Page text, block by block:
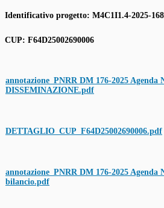
Identificativo progetto: M4C1I1.4-2025-
CUP: F64D25002690006
annotazione_PNRR DM 176-2025 Agenda
DISSEMINAZIONE.pdf
DETTAGLIO_CUP_F64D25002690006.pdf
annotazione_PNRR DM 176-2025 Agenda
bilancio.pdf